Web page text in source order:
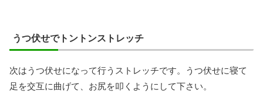
うつ伏せでトントンストレッチ
次はうつ伏せになって行うストレッチです。うつ伏せに寝て
足を交互に曲げて、お尻を叩くようにして下さい。